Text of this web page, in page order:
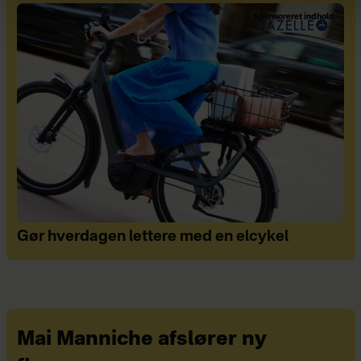
øvelser:
Øv dig i at se dig selv i spejlet
– helt uden at vurdere dit
udseende
Øv dig i at pleje din krop. For
eksempel ved at bruge
bodylotion og klæde dig i
pænt og behageligt tøj.
Øv dig i at have gode tanker
på de sociale medier, der
understøtter dit nye mindset.
Sponsoreret indhold
Gør hverdagen lettere med en elcykel
Mai Manniche afslører ny